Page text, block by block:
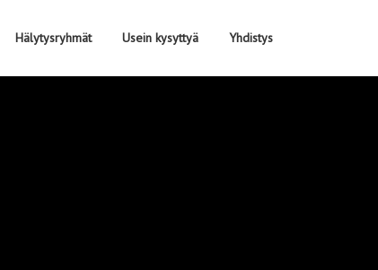
Hälytysryhmät Usein kysyttyä Yhdistys